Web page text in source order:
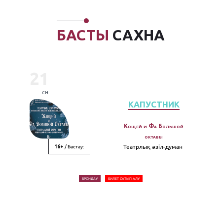
БАСТЫ САХНА
сн
16+ / Бастау:
КАПУСТНИК
Кощей и Фа Большой
октавы
Театрлық әзiл-думан
БРОНДАУ БИЛЕТ САТЫП АЛУ